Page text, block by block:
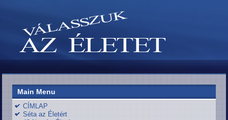
Main Menu
CÍMLAP
Séta az Életért